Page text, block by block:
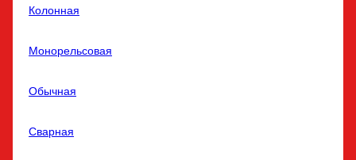
Колонная
Монорельсовая
Обычная
Сварная